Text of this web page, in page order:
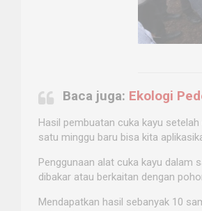
Baca juga: Ekologi
Hasil pembuatan cuka kayu
satu minggu baru bisa kita
Penggunaan alat cuka kayu dalam
dibakar atau berkaitan dengan
Mendapatkan hasil sebanyak 10